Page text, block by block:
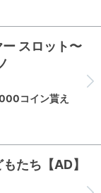
スロット〜
コイン貰え
たち【AD】